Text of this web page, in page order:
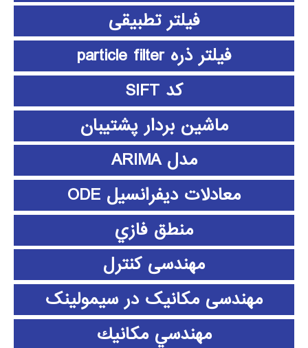
فیلتر تطبیقی
فیلتر ذره particle filter
کد SIFT
ماشین بردار پشتیبان
مدل ARIMA
معادلات دیفرانسیل ODE
منطق فازي
مهندسی کنترل
مهندسی مکانیک در سیمولینک
مهندسي مكانيك